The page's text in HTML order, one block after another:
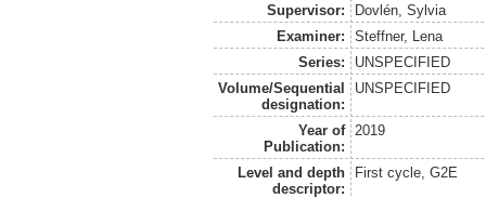
Supervisor:
Dovlén, Sylvia
Examiner:
Steffner, Lena
Series:
UNSPECIFIED
Volume/Sequential
designation:
UNSPECIFIED
Year of
Publication:
2019
Level and depth
descriptor:
First cycle, G2E